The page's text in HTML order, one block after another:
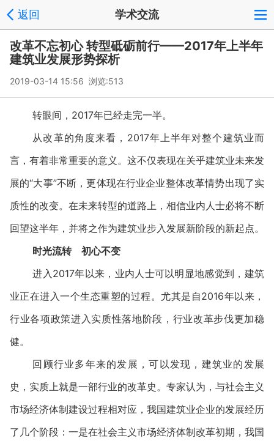
返回 学术交流
改革不忘初心 转型砥砺前行——2017年上半年
建筑业发展形势探析
2019-03-14 15:56 浏览:513
转眼间，2017年已经走完一半。
从改革的角度来看，2017年上半年对整个建筑业而
言，有着非常重要的意义。这不仅表现在关乎建筑业未来发
展的“大事”不断，更体现在行业企业整体改革情势出现了实
质性的改变。在未来转型的道路上，相信业内人士必将不断
回望这半年，并将之作为建筑业步入发展新阶段的新起点。
时光流转 初心不变
进入2017年以来，业内人士可以明显地感觉到，建筑
业正在进入一个生态重塑的过程。尤其是自2016年以来，
行业各项政策进入实质性落地阶段，行业改革步伐更加稳
健。
回顾行业多年来的发展，可以发现，建筑业的发展
史，实质上就是一部行业的改革史。专家认为，与社会主义
市场经济体制建设过程相对应，我国建筑业企业的发展经历
了几个阶段：一是在社会主义市场经济体制改革初期，我国